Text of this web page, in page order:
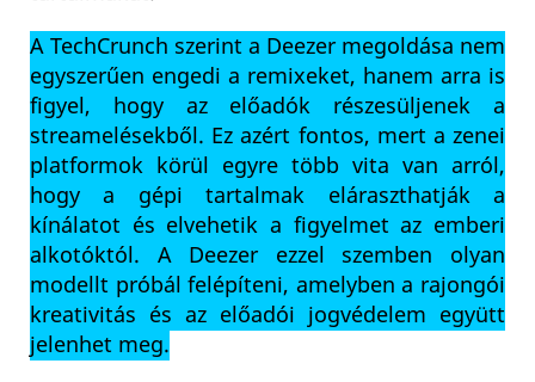
A TechCrunch szerint a Deezer megoldása nem
egyszerűen engedi a remixeket, hanem arra is
figyel, hogy az előadók részesüljenek a
streamelésekből. Ez azért fontos, mert a zenei
platformok körül egyre több vita van arról,
hogy a gépi tartalmak eláraszthatják a
kínálatot és elvehetik a figyelmet az emberi
alkotóktól. A Deezer ezzel szemben olyan
modellt próbál felépíteni, amelyben a rajongói
kreativitás és az előadói jogvédelem együtt
jelenhet meg.